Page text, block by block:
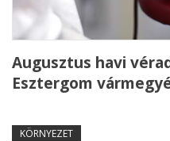
Augusztus havi
Esztergom
KÖRNYEZET